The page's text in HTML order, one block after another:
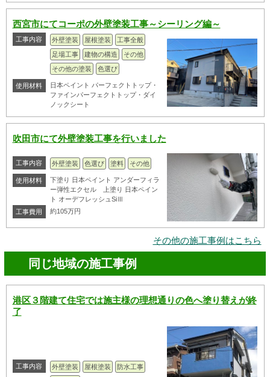
西宮市にてコーポの外壁塗装工事～シーリング編～
工事内容 外壁塗装 屋根塗装
工事全般
足場工事
建物の構造
その他
その他の塗装
色選び
使用材料
日本ペイント パーフェクトトップ・
ファインパーフェクトトップ・ダイ
ノックシート
吹田市にて外壁塗装工事を行いました
工事内容 外壁塗装 色選び 塗料 その他
使用材料
下塗り 日本ペイント アンダーフィラ
ー弾性エクセル 上塗り 日本ペイン
ト オーデフレッシュSiⅢ
工事費用
約105万円
その他の施工事例はこちら
同じ地域の施工事例
港区３階建て住宅では施主様の理想通りの色へ塗り替えが終
了
工事内容 外壁塗装 屋根塗装
防水工事